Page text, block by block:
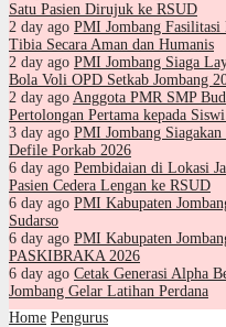
Satu Pasien Dirujuk ke RSUD
2 day ago PMI Jombang Fasilitasi
Tibia Secara Aman dan Humanis
2 day ago PMI Jombang Siaga
Bola Voli OPD Setkab Jombang
2 day ago Anggota PMR SMP
Pertolongan Pertama kepada
3 day ago PMI Jombang
Defile Porkab 2026
6 day ago Pembidaian di Lokasi
Pasien Cedera Lengan ke RSUD
6 day ago PMI Kabupaten
Sudarso
6 day ago PMI Kabupaten
PASKIBRAKA 2026
6 day ago Cetak Generasi Alpha
Jombang Gelar Latihan Perdana
Home Pengurus